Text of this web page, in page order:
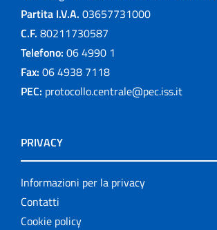
Partita I.V.A. 03657731000
C.F. 80211730587
Telefono: 06 4990 1
Fax: 06 4938 7118
PEC: protocollo.centrale@pec.iss.it
PRIVACY
Informazioni per la privacy
Contatti
Cookie policy